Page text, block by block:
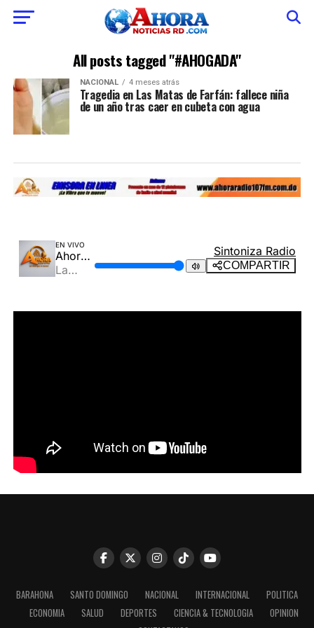
All posts tagged "#AHOGADA"
NACIONAL 4 meses atrás
Tragedia en Las Matas de Farfán: fallece niña
de un año tras caer en cubeta con agua
BARAHONA SANTO DOMINGO NACIONAL INTERNACIONAL
POLITICA
ECONOMIA
SALUD DEPORTES CIENCIA & TECNOLOGIA
OPINION